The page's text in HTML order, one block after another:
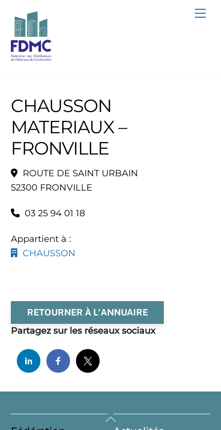
content
CHAUSSON
MATERIAUX –
FRONVILLE
ROUTE DE SAINT URBAIN
52300 FRONVILLE
03 25 94 01 18
Appartient à :
CHAUSSON
RETOURNER À L'ANNUAIRE
Partagez sur les réseaux sociaux
Back